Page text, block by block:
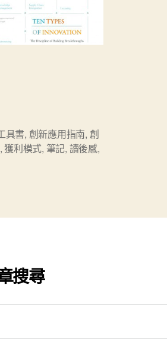
具書, 創新應用指南, 創
,獲利模式, 筆記, 讀後感,
搜尋